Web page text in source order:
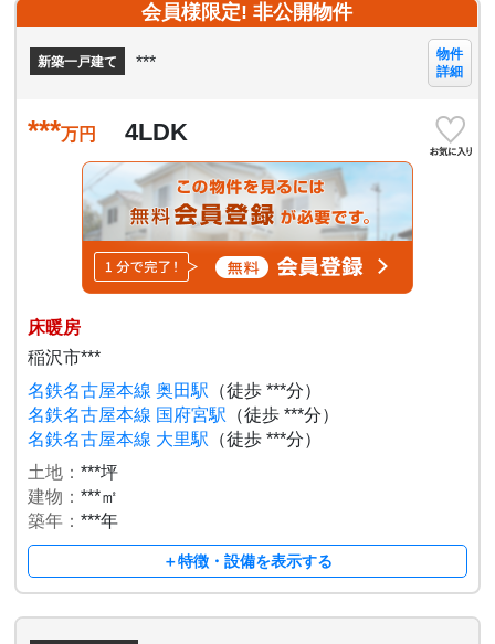
会員様限定! 非公開物件
新築一戸建て ***
物件
詳細
***万円 4LDK
床暖房
稲沢市***
名鉄名古屋本線 奥田駅 （徒歩 ***分）
名鉄名古屋本線 国府宮駅 （徒歩 ***分）
名鉄名古屋本線 大里駅 （徒歩 ***分）
土地：***坪
建物：***㎡
築年：***年
＋特徴・設備を表示する